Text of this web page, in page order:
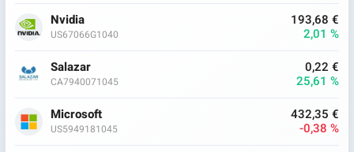
Nvidia
US67066G1040
193,68 €
2,01 %
Salazar
CA7940071045
0,22 €
25,61 %
Microsoft
US5949181045
432,35 €
-0,38 %